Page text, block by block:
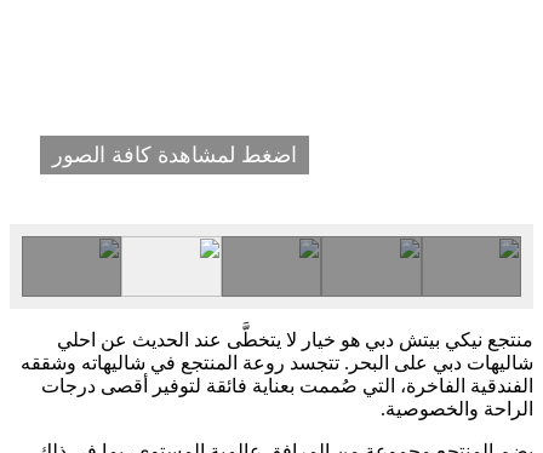
اضغط لمشاهدة كافة الصور
منتجع نيكي بيتش دبي هو خيار لا يتخطَّى عند الحديث عن احلي
شاليهات دبي على البحر. تتجسد روعة المنتجع في شاليهاته وشققه
الفندقية الفاخرة، التي صُممت بعناية فائقة لتوفير أقصى درجات
الراحة والخصوصية.